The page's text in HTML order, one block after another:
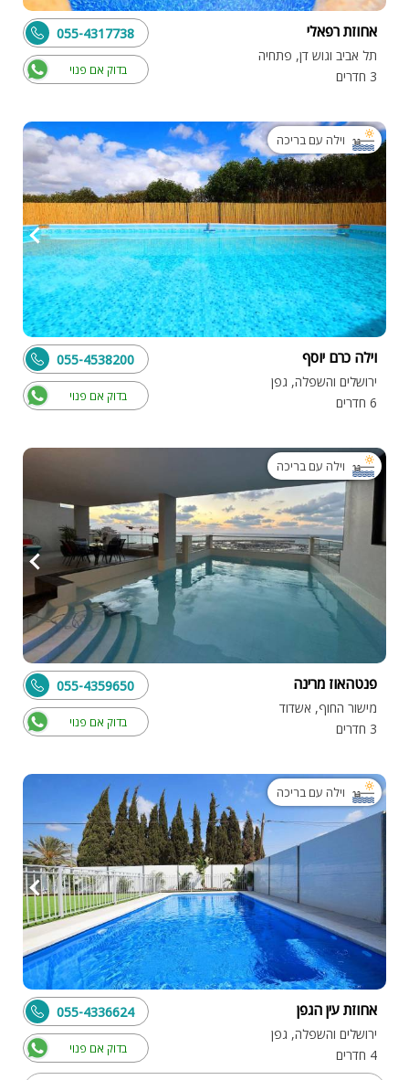
אחוזת רפאלי
תל אביב וגוש דן, פתחיה
3 חדרים
בדוק אם פנוי
055-4317738
וילה עם בריכה
וילה כרם יוסף
ירושלים והשפלה, גפן
6 חדרים
בדוק אם פנוי
055-4538200
וילה עם בריכה
פנטהאוז מרינה
מישור החוף, אשדוד
3 חדרים
בדוק אם פנוי
055-4359650
וילה עם בריכה
אחוזת עין הגפן
ירושלים והשפלה, גפן
4 חדרים
בדוק אם פנוי
055-4336624